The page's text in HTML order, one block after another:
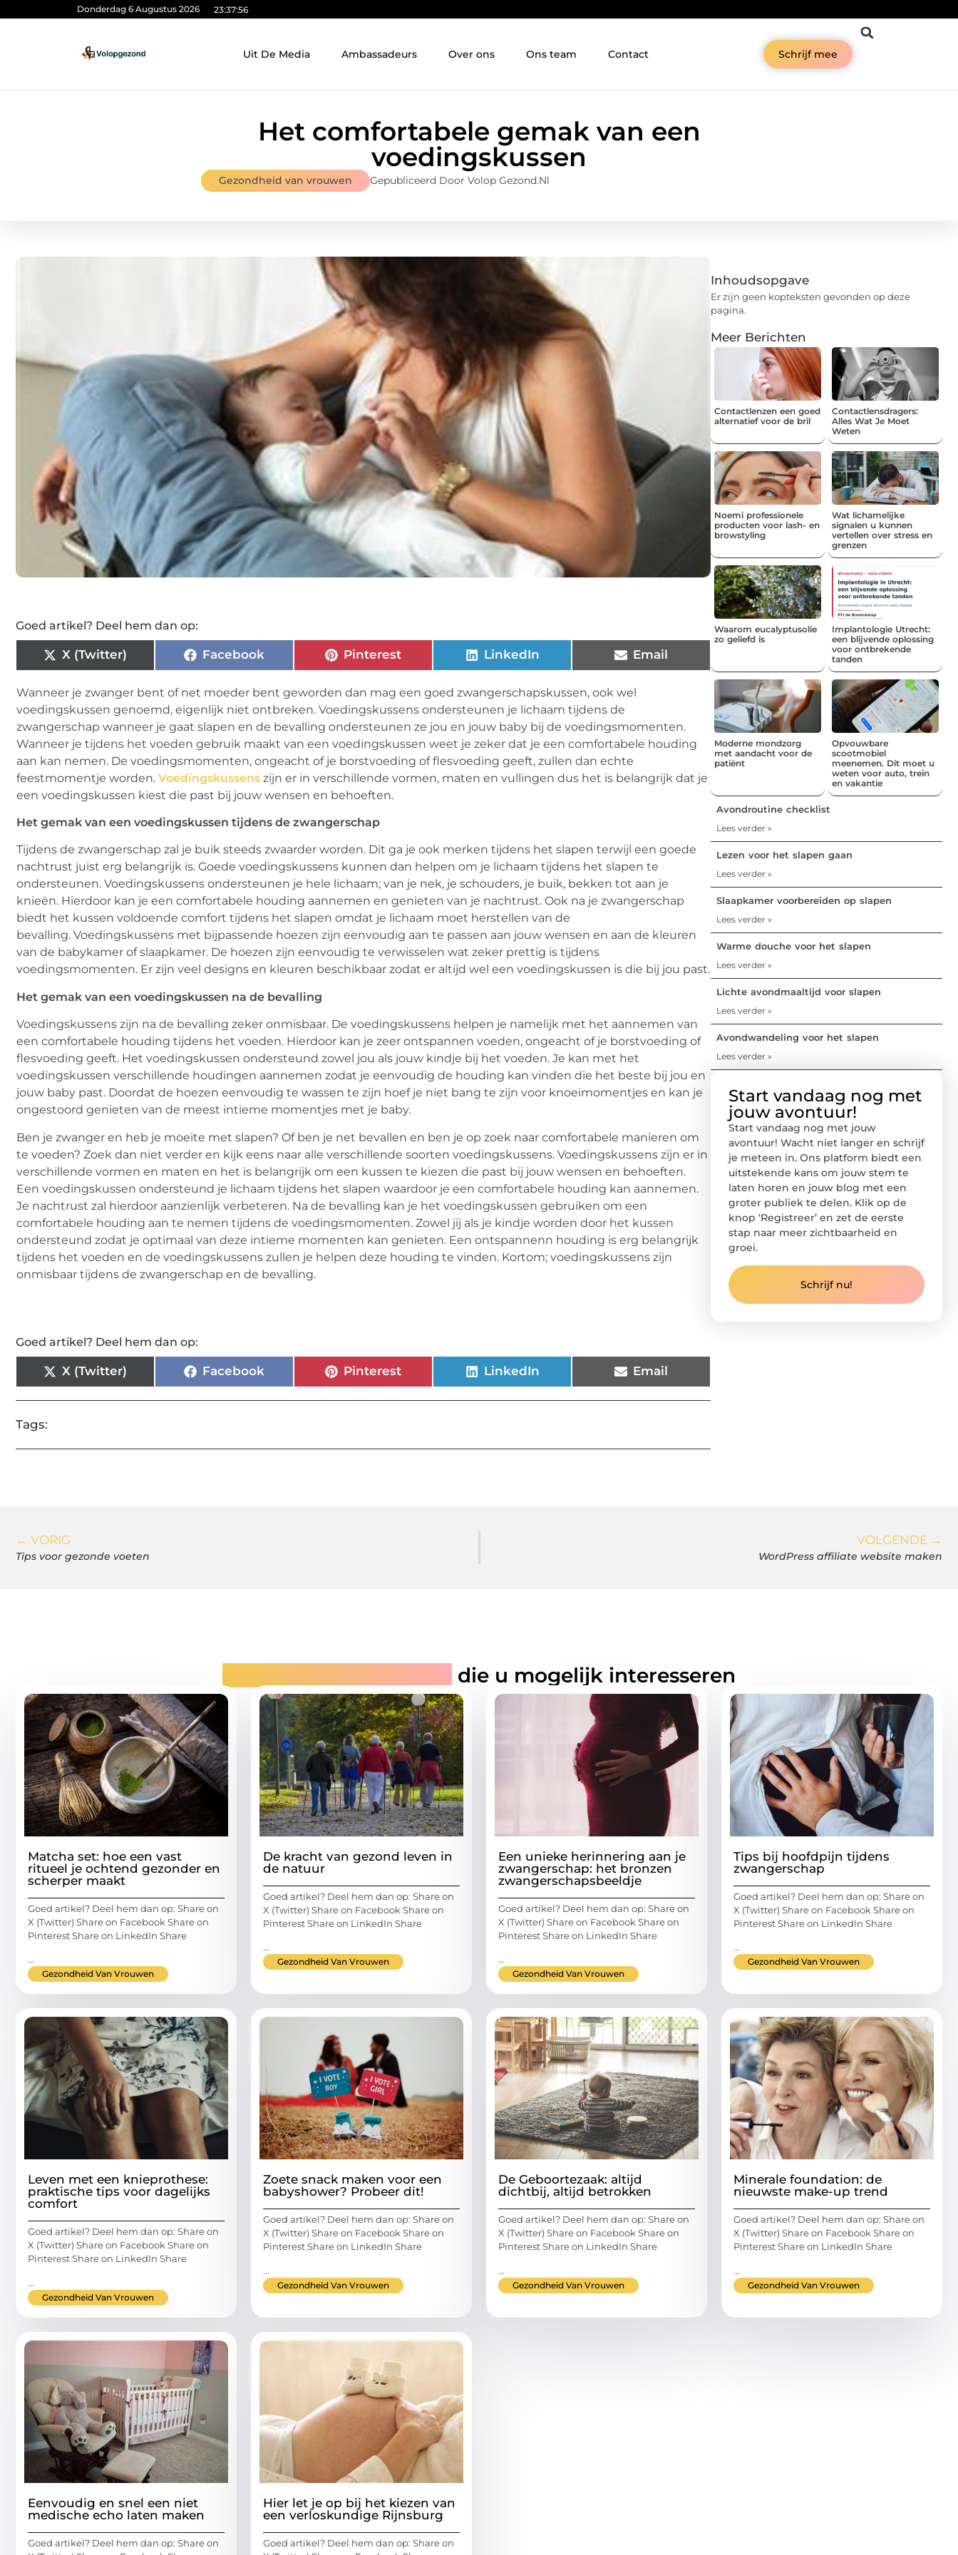
Donderdag 6 Augustus 2026 23:37:57
Uit De Media Ambassadeurs Over ons Ons team Contact Schrijf mee
Het comfortabele gemak van een
voedingskussen
Gezondheid van vrouwen Gepubliceerd Door Volop Gezond.nl
Goed artikel? Deel hem dan op:
X (Twitter) Facebook Pinterest LinkedIn Email
Wanneer je zwanger bent of net moeder bent geworden dan mag een goed zwangerschapskussen, ook wel
voedingskussen genoemd, eigenlijk niet ontbreken. Voedingskussens ondersteunen je lichaam tijdens de
zwangerschap wanneer je gaat slapen en de bevalling ondersteunen ze jou en jouw baby bij de voedingsmomenten.
Wanneer je tijdens het voeden gebruik maakt van een voedingskussen weet je zeker dat je een comfortabele houding
aan kan nemen. De voedingsmomenten, ongeacht of je borstvoeding of flesvoeding geeft, zullen dan echte
feestmomentje worden. Voedingskussens zijn er in verschillende vormen, maten en vullingen dus het is belangrijk dat je
een voedingskussen kiest die past bij jouw wensen en behoeften.
Het gemak van een voedingskussen tijdens de zwangerschap
Tijdens de zwangerschap zal je buik steeds zwaarder worden. Dit ga je ook merken tijdens het slapen terwijl een goede
nachtrust juist erg belangrijk is. Goede voedingskussens kunnen dan helpen om je lichaam tijdens het slapen te
ondersteunen. Voedingskussens ondersteunen je hele lichaam; van je nek, je schouders, je buik, bekken tot aan je
knieën. Hierdoor kan je een comfortabele houding aannemen en genieten van je nachtrust. Ook na je zwangerschap
biedt het kussen voldoende comfort tijdens het slapen omdat je lichaam moet herstellen van de
bevalling. Voedingskussens met bijpassende hoezen zijn eenvoudig aan te passen aan jouw wensen en aan de kleuren
van de babykamer of slaapkamer. De hoezen zijn eenvoudig te verwisselen wat zeker prettig is tijdens
voedingsmomenten. Er zijn veel designs en kleuren beschikbaar zodat er altijd wel een voedingskussen is die bij jou past.
Het gemak van een voedingskussen na de bevalling
Voedingskussens zijn na de bevalling zeker onmisbaar. De voedingskussens helpen je namelijk met het aannemen van
een comfortabele houding tijdens het voeden. Hierdoor kan je zeer ontspannen voeden, ongeacht of je borstvoeding of
flesvoeding geeft. Het voedingskussen ondersteund zowel jou als jouw kindje bij het voeden. Je kan met het
voedingskussen verschillende houdingen aannemen zodat je eenvoudig de houding kan vinden die het beste bij jou en
jouw baby past. Doordat de hoezen eenvoudig te wassen te zijn hoef je niet bang te zijn voor knoeimomentjes en kan je
ongestoord genieten van de meest intieme momentjes met je baby.
Ben je zwanger en heb je moeite met slapen? Of ben je net bevallen en ben je op zoek naar comfortabele manieren om
te voeden? Zoek dan niet verder en kijk eens naar alle verschillende soorten voedingskussens. Voedingskussens zijn er in
verschillende vormen en maten en het is belangrijk om een kussen te kiezen die past bij jouw wensen en behoeften.
Een voedingskussen ondersteund je lichaam tijdens het slapen waardoor je een comfortabele houding kan aannemen.
Je nachtrust zal hierdoor aanzienlijk verbeteren. Na de bevalling kan je het voedingskussen gebruiken om een
comfortabele houding aan te nemen tijdens de voedingsmomenten. Zowel jij als je kindje worden door het kussen
ondersteund zodat je optimaal van deze intieme momenten kan genieten. Een ontspannenn houding is erg belangrijk
tijdens het voeden en de voedingskussens zullen je helpen deze houding te vinden. Kortom; voedingskussens zijn
onmisbaar tijdens de zwangerschap en de bevalling.
Goed artikel? Deel hem dan op:
X (Twitter) Facebook Pinterest LinkedIn Email
Tags:
Inhoudsopgave
Er zijn geen kopteksten gevonden op deze
pagina.
Meer Berichten
Contactlenzen een goed
alternatief voor de bril
Contactlensdragers:
Alles Wat Je Moet
Weten
Noemi professionele
producten voor lash- en
browstyling
Wat lichamelijke
signalen u kunnen
vertellen over stress en
grenzen
Waarom eucalyptusolie
zo geliefd is
Implantologie Utrecht:
een blijvende oplossing
voor ontbrekende
tanden
Moderne mondzorg
met aandacht voor de
patiënt
Opvouwbare
scootmobiel
meenemen. Dit moet u
weten voor auto, trein
en vakantie
Avondroutine checklist
Lees verder »
Lezen voor het slapen gaan
Lees verder »
Slaapkamer voorbereiden op slapen
Lees verder »
Warme douche voor het slapen
Lees verder »
Lichte avondmaaltijd voor slapen
Lees verder »
Avondwandeling voor het slapen
Lees verder »
Start vandaag nog met
jouw avontuur!
Start vandaag nog met jouw
avontuur! Wacht niet langer en schrijf
je meteen in. Ons platform biedt een
uitstekende kans om jouw stem te
laten horen en jouw blog met een
groter publiek te delen. Klik op de
knop ‘Registreer’ en zet de eerste
stap naar meer zichtbaarheid en
groei.
Schrijf nu!
← VORIG
Tips voor gezonde voeten
VOLGENDE →
WordPress affiliate website maken
die u mogelijk interesseren
Matcha set: hoe een vast
ritueel je ochtend gezonder en
scherper maakt
Goed artikel? Deel hem dan op: Share on
X (Twitter) Share on Facebook Share on
Pinterest Share on LinkedIn Share
...
Gezondheid Van Vrouwen
De kracht van gezond leven in
de natuur
Goed artikel? Deel hem dan op: Share on
X (Twitter) Share on Facebook Share on
Pinterest Share on LinkedIn Share
...
Gezondheid Van Vrouwen
Een unieke herinnering aan je
zwangerschap: het bronzen
zwangerschapsbeeldje
Goed artikel? Deel hem dan op: Share on
X (Twitter) Share on Facebook Share on
Pinterest Share on LinkedIn Share
...
Gezondheid Van Vrouwen
Tips bij hoofdpijn tijdens
zwangerschap
Goed artikel? Deel hem dan op: Share on
X (Twitter) Share on Facebook Share on
Pinterest Share on LinkedIn Share
...
Gezondheid Van Vrouwen
Leven met een knieprothese:
praktische tips voor dagelijks
comfort
Goed artikel? Deel hem dan op: Share on
X (Twitter) Share on Facebook Share on
Pinterest Share on LinkedIn Share
...
Gezondheid Van Vrouwen
Zoete snack maken voor een
babyshower? Probeer dit!
Goed artikel? Deel hem dan op: Share on
X (Twitter) Share on Facebook Share on
Pinterest Share on LinkedIn Share
...
Gezondheid Van Vrouwen
De Geboortezaak: altijd
dichtbij, altijd betrokken
Goed artikel? Deel hem dan op: Share on
X (Twitter) Share on Facebook Share on
Pinterest Share on LinkedIn Share
...
Gezondheid Van Vrouwen
Minerale foundation: de
nieuwste make-up trend
Goed artikel? Deel hem dan op: Share on
X (Twitter) Share on Facebook Share on
Pinterest Share on LinkedIn Share
...
Gezondheid Van Vrouwen
Eenvoudig en snel een niet
medische echo laten maken
Goed artikel? Deel hem dan op: Share on
Hier let je op bij het kiezen van
een verloskundige Rijnsburg
Goed artikel? Deel hem dan op: Share on